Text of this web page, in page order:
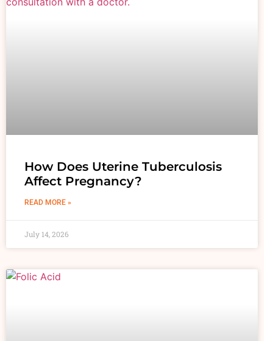
How Does Uterine Tuberculosis
Affect Pregnancy?
READ MORE »
July 14, 2026